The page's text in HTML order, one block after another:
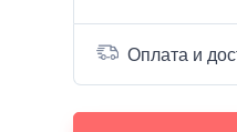
Оплата и